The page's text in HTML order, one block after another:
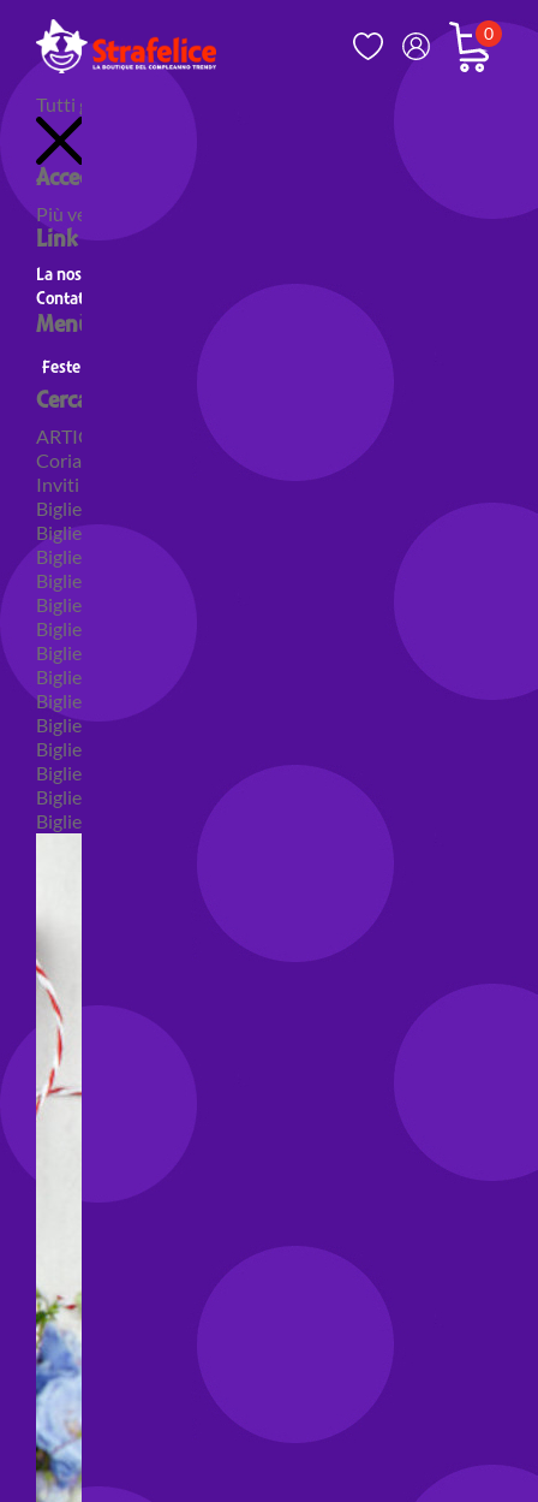
0
Tutti gli articoli
Accedi al tuo account
Più venduti Nuovi prodotti
Link utili
La nostra storia
Contatti
Menù principale
Feste a Tema Feste a tema Colori
Cerca per categoria
ARTICOLI PER FESTE
Coriandoli e sparacoriandoli
Inviti
Biglietti di auguri
Biglietti auguri pensione
Biglietti auguri compleanno
Biglietti auguri amore
Biglietti auguri nascita
Biglietti auguri primo compleanno
Biglietti auguri battesimo
Biglietti auguri per prima comunione
Biglietti auguri cresima
Biglietti auguri matrimonio
Biglietti auguri anniversario matrimonio
Biglietti auguri Natale
Biglietti auguri laurea
Biglietti auguri generici